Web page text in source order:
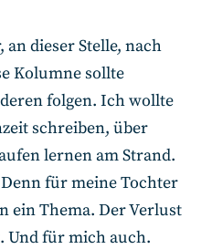
dieser Stelle, nach
Kolumne sollte
folgen. Ich wollte
schreiben, über
lernen am Strand.
für meine Tochter
ein Thema. Der Verlust
Und für mich auch.